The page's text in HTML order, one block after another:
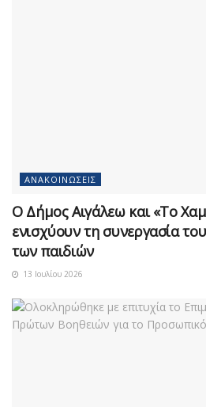
ΑΝΑΚΟΙΝΏΣΕΙΣ
Ο Δήμος Αιγάλεω και «Το
ενισχύουν τη συνεργασία
των παιδιών
13 Ιουλίου 2026